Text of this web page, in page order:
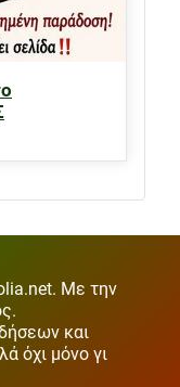
Με την
και
όχι μόνο γι